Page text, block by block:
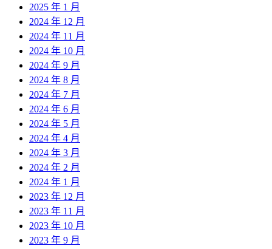
2025 年 1 月
2024 年 12 月
2024 年 11 月
2024 年 10 月
2024 年 9 月
2024 年 8 月
2024 年 7 月
2024 年 6 月
2024 年 5 月
2024 年 4 月
2024 年 3 月
2024 年 2 月
2024 年 1 月
2023 年 12 月
2023 年 11 月
2023 年 10 月
2023 年 9 月